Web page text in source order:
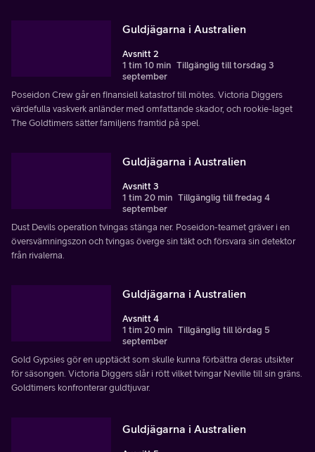
Guldjägarna i Australien
Avsnitt 2
1 tim 10 min Tillgänglig till torsdag 3
september
Poseidon Crew går en finansiell katastrof till mötes. Victoria Diggers
värdefulla vaskverk anländer med omfattande skador, och rookie-laget
The Goldtimers sätter familjens framtid på spel.
Guldjägarna i Australien
Avsnitt 3
1 tim 20 min Tillgänglig till fredag 4
september
Dust Devils operation tvingas stänga ner. Poseidon-teamet gräver i en
översvämningszon och tvingas överge sin täkt och försvara sin detektor
från rivalerna.
Guldjägarna i Australien
Avsnitt 4
1 tim 20 min Tillgänglig till lördag 5
september
Gold Gypsies gör en upptäckt som skulle kunna förbättra deras utsikter
för säsongen. Victoria Diggers slår i rött vilket tvingar Neville till sin gräns.
Goldtimers konfronterar guldtjuvar.
Guldjägarna i Australien